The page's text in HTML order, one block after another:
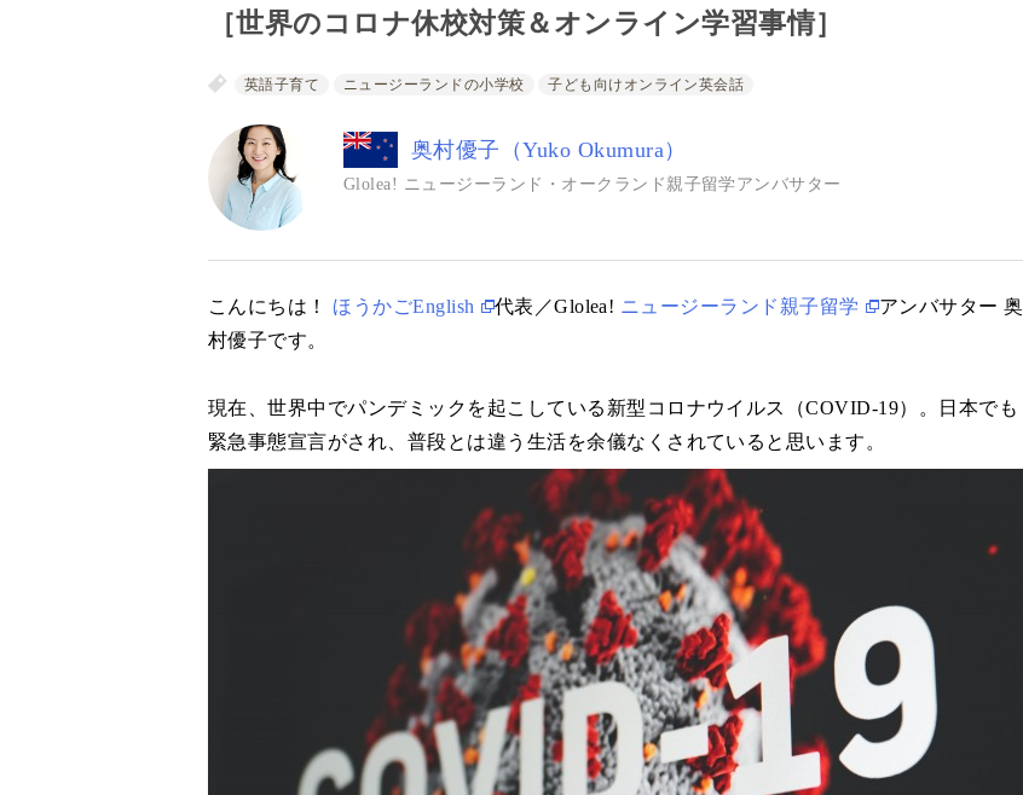
［世界のコロナ休校対策＆オンライン学習事情］
英語子育て ニュージーランドの小学校 子ども向けオンライン英会話
奥村優子（Yuko Okumura）
Glolea! ニュージーランド・オークランド親子留学アンバサター
こんにちは！ ほうかごEnglish 代表／Glolea! ニュージーランド親子留学
アンバサター 奥
村優子です。
現在、世界中でパンデミックを起こしている新型コロナウイルス（COVID-19）。日本でも
緊急事態宣言がされ、普段とは違う生活を余儀なくされていると思います。